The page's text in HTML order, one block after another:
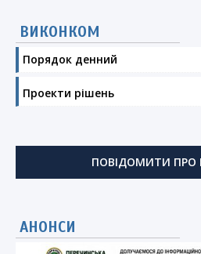
ВИКОНКОМ
Порядок денний
Проекти рішень
ПОВІДОМИТИ ПРО
АНОНСИ